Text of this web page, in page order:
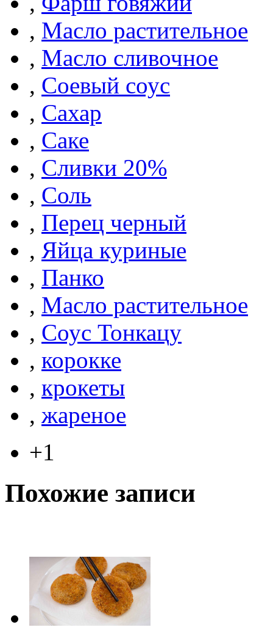
, Масло растительное
, Масло сливочное
, Соевый соус
, Сахар
, Саке
, Сливки 20%
, Соль
, Перец черный
, Яйца куриные
, Панко
, Масло растительное
, Соус Тонкацу
, корокке
, крокеты
, жареное
+1
Похожие записи